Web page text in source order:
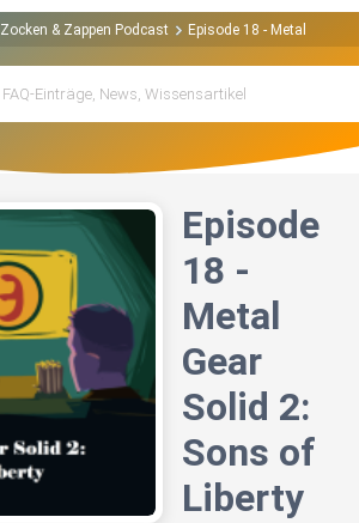
Zocken & Zappen Podcast Episode 18 - Metal Gear
Episode
18 -
Metal
Gear
Solid 2:
Sons of
Liberty